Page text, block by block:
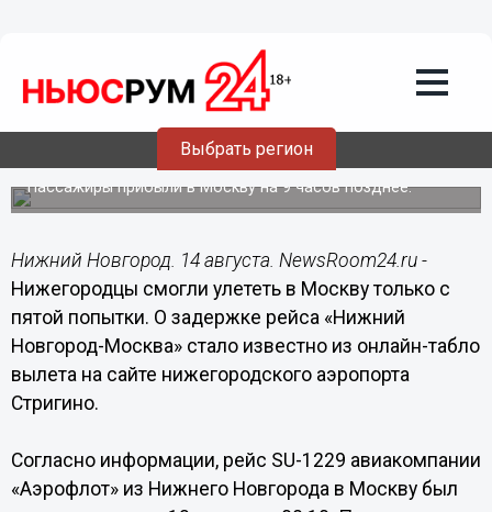
Выбрать регион
14.08.201913:02
Самолет «Аэрофлота» вылетел из
Стригино после пятой задержки
Пассажиры прибыли в Москву на 9 часов позднее.
Нижний Новгород. 14 августа. NewsRoom24.ru -
Нижегородцы смогли улететь в Москву только с
пятой попытки. О задержке рейса «Нижний
Новгород-Москва» стало известно из онлайн-табло
вылета на сайте нижегородского аэропорта
Стригино.
Согласно информации, рейс SU-1229 авиакомпании
«Аэрофлот» из Нижнего Новгорода в Москву был